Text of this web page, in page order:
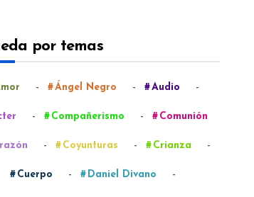
por temas
- Ángel Negro - Audio -
- Compañerismo - Comunión
- Coyunturas - Crianza -
Cuerpo - Daniel Divano -